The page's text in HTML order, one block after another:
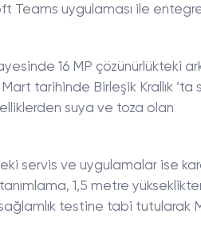
Teams uygulaması ile
16 MP çözünürlükteki
tarihinde Birleşik Krallık ’ta
suya ve toza olan
servis ve uygulamalar ise
1,5 metre
testine tabi tutularak